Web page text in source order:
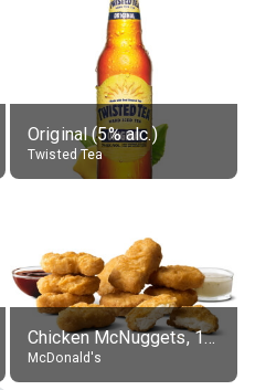
Original (5% alc.)
Twisted Tea
Chicken McNuggets, 10 pieces, without sauce
McDonald's